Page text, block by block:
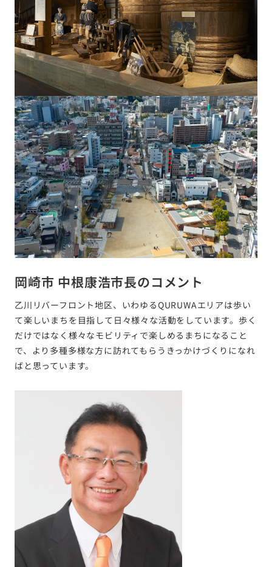
岡崎市 中根康浩市長のコメント
乙川リバーフロント地区、いわゆるQURUWAエリアは歩い
て楽しいまちを目指して日々様々な活動をしています。歩く
だけではなく様々なモビリティで楽しめるまちになること
で、より多種多様な方に訪れてもらうきっかけづくりになれ
ばと思っています。